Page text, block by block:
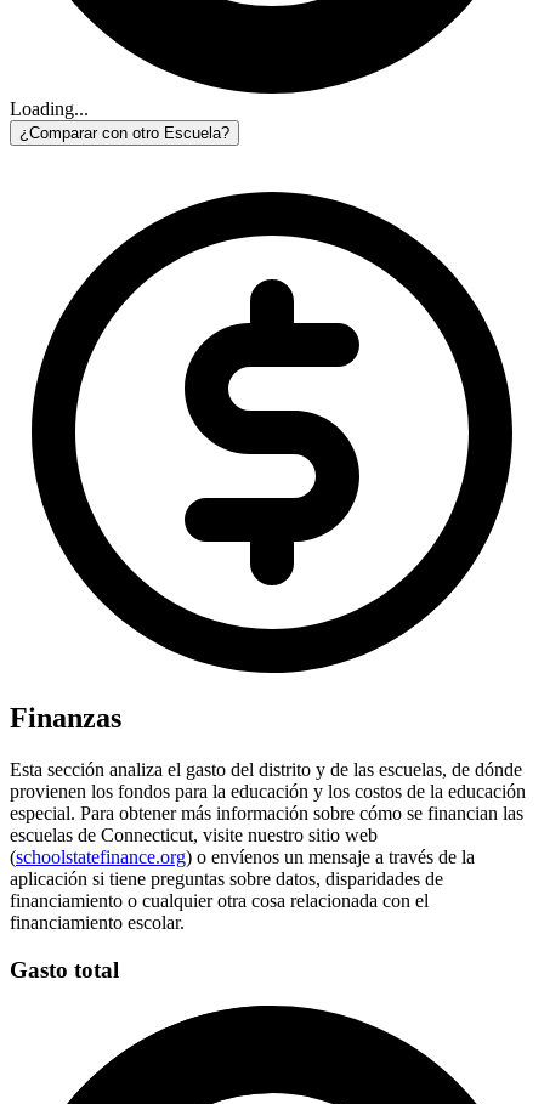
Loading...
¿Comparar con otro Escuela?
Finanzas
Esta sección analiza el gasto del distrito y de las escuelas, de dónde
provienen los fondos para la educación y los costos de la educación
especial. Para obtener más información sobre cómo se financian las
escuelas de Connecticut, visite nuestro sitio web
(schoolstatefinance.org) o envíenos un mensaje a través de la
aplicación si tiene preguntas sobre datos, disparidades de
financiamiento o cualquier otra cosa relacionada con el
financiamiento escolar.
Gasto total